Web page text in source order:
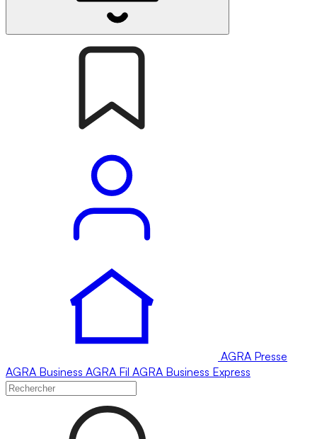
AGRA Presse
AGRA Business AGRA Fil AGRA Business Express